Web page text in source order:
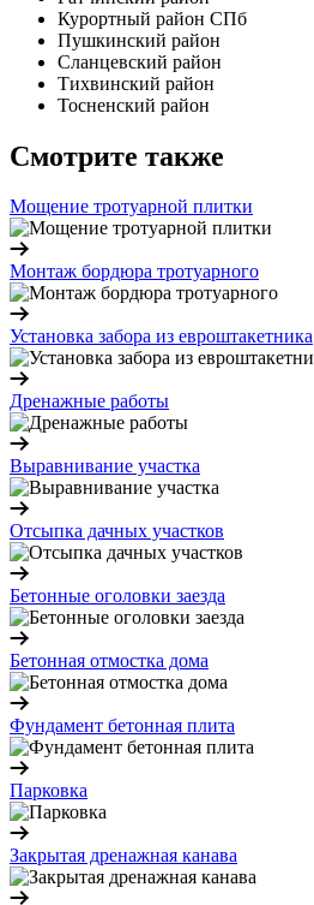
Курортный район СПб
Пушкинский район
Сланцевский район
Тихвинский район
Тосненский район
Смотрите также
Мощение тротуарной плитки
Монтаж бордюра тротуарного
Установка забора из евроштакетника
Дренажные работы
Выравнивание участка
Отсыпка дачных участков
Бетонные оголовки заезда
Бетонная отмостка дома
Фундамент бетонная плита
Парковка
Закрытая дренажная канава